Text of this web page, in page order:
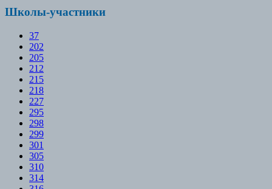
Школы-участники
37
202
205
212
215
218
227
295
298
299
301
305
310
314